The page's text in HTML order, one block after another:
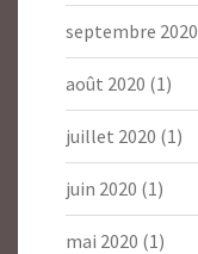
septembre 2020
août 2020 (1)
juillet 2020 (1)
juin 2020 (1)
mai 2020 (1)